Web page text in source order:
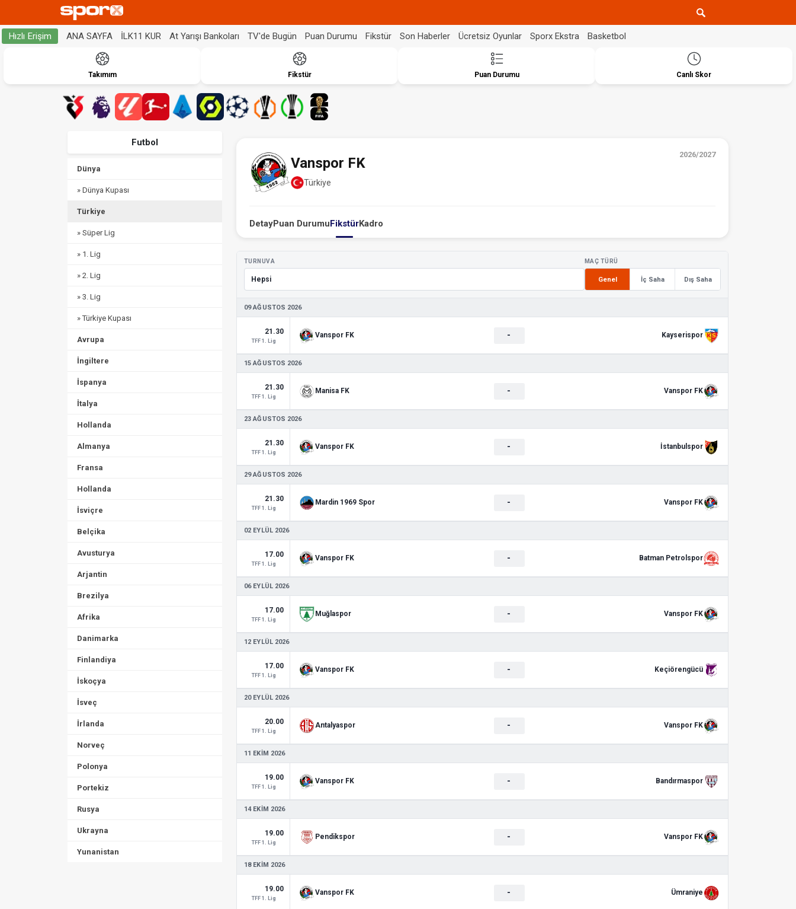
Hızlı Erişim ANA SAYFA İLK11 KUR At Yarışı Bankoları TV'de Bugün Puan Durumu Fikstür Son Haberler Ücretsiz Oyunlar Sporx Ekstra Basketbol
Takımım Fikstür Puan Durumu Canlı Skor
Futbol
Dünya
» Dünya Kupası
Türkiye
» Süper Lig
» 1. Lig
» 2. Lig
» 3. Lig
» Türkiye Kupası
Avrupa
İngiltere
İspanya
İtalya
Hollanda
Almanya
Fransa
Hollanda
İsviçre
Belçika
Avusturya
Arjantin
Brezilya
Afrika
Danimarka
Finlandiya
İskoçya
İsveç
İrlanda
Norveç
Polonya
Portekiz
Rusya
Ukrayna
Yunanistan
2026/2027
Vanspor FK
Türkiye
DetayPuan DurumuFikstürKadro
TURNUVA MAÇ TÜRÜ
Genel İç Saha Dış Saha
09 AĞUSTOS 2026
21.30
TFF 1. Lig
Vanspor FK - Kayserispor
15 AĞUSTOS 2026
21.30
TFF 1. Lig
Manisa FK - Vanspor FK
23 AĞUSTOS 2026
21.30
TFF 1. Lig
Vanspor FK - İstanbulspor
29 AĞUSTOS 2026
21.30
TFF 1. Lig
Mardin 1969 Spor - Vanspor FK
02 EYLÜL 2026
17.00
TFF 1. Lig
Vanspor FK - Batman Petrolspor
06 EYLÜL 2026
17.00
TFF 1. Lig
Muğlaspor - Vanspor FK
12 EYLÜL 2026
17.00
TFF 1. Lig
Vanspor FK - Keçiörengücü
20 EYLÜL 2026
20.00
TFF 1. Lig
Antalyaspor - Vanspor FK
11 EKIM 2026
19.00
TFF 1. Lig
Vanspor FK - Bandırmaspor
14 EKIM 2026
19.00
TFF 1. Lig
Pendikspor - Vanspor FK
18 EKIM 2026
19.00
TFF 1. Lig
Vanspor FK - Ümraniye